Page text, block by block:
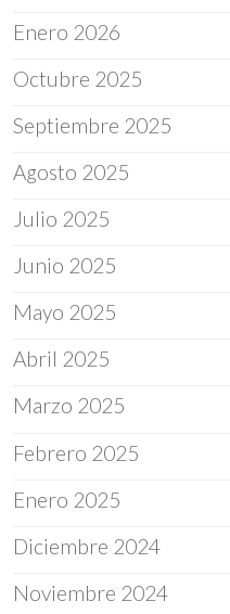
Enero 2026
Octubre 2025
Septiembre 2025
Agosto 2025
Julio 2025
Junio 2025
Mayo 2025
Abril 2025
Marzo 2025
Febrero 2025
Enero 2025
Diciembre 2024
Noviembre 2024